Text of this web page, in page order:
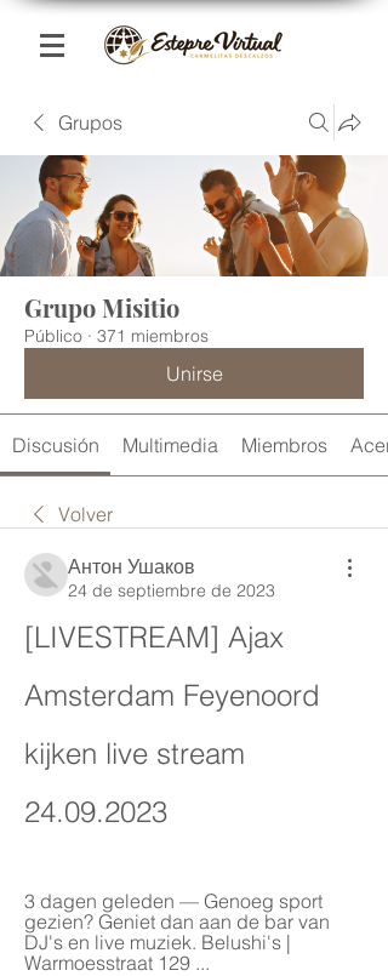
Grupos
Grupo Misitio
Público · 371 miembros
Unirse
Discusión Multimedia Miembros
Volver
Антон Ушаков
24 de septiembre de 2023
[LIVESTREAM] Ajax
Amsterdam Feyenoord
kijken live stream
24.09.2023
3 dagen geleden — Genoeg sport
gezien? Geniet dan aan de bar van
DJ's en live muziek. Belushi's |
Warmoesstraat 129 ...